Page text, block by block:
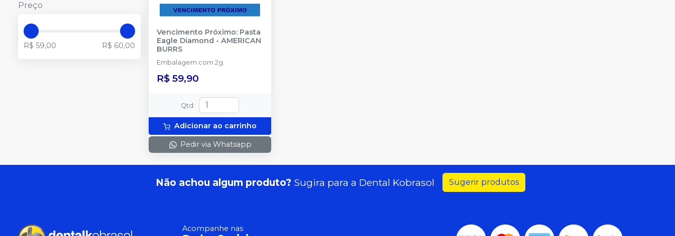
Preço
R$ 59,00 R$ 60,00
Vencimento Próximo: Pasta
Eagle Diamond - AMERICAN
BURRS
Embalagem com 2g.
R$ 59,90
Qtd:
Adicionar ao carrinho
Pedir via Whatsapp
Não achou algum produto? Sugira para a Dental Kobrasol Sugerir produtos
Acompanhe nas